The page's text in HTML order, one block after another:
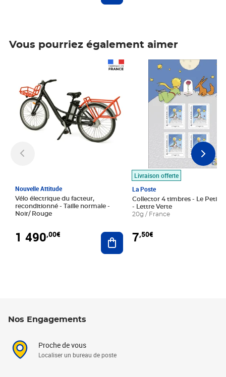
Vous pourriez également aimer
Nouvelle Attitude
Vélo électrique du facteur,
reconditionné - Taille normale -
Noir/ Rouge
1 490,00€ Ajouter au panier
Livraison offerte
La Poste
Collector 4 timbres - Le Petit
- Lettre Verte
20g / France
7,50€
Prix 7,50€
Nos Engagements
Proche de vous
Localiser un bureau de poste